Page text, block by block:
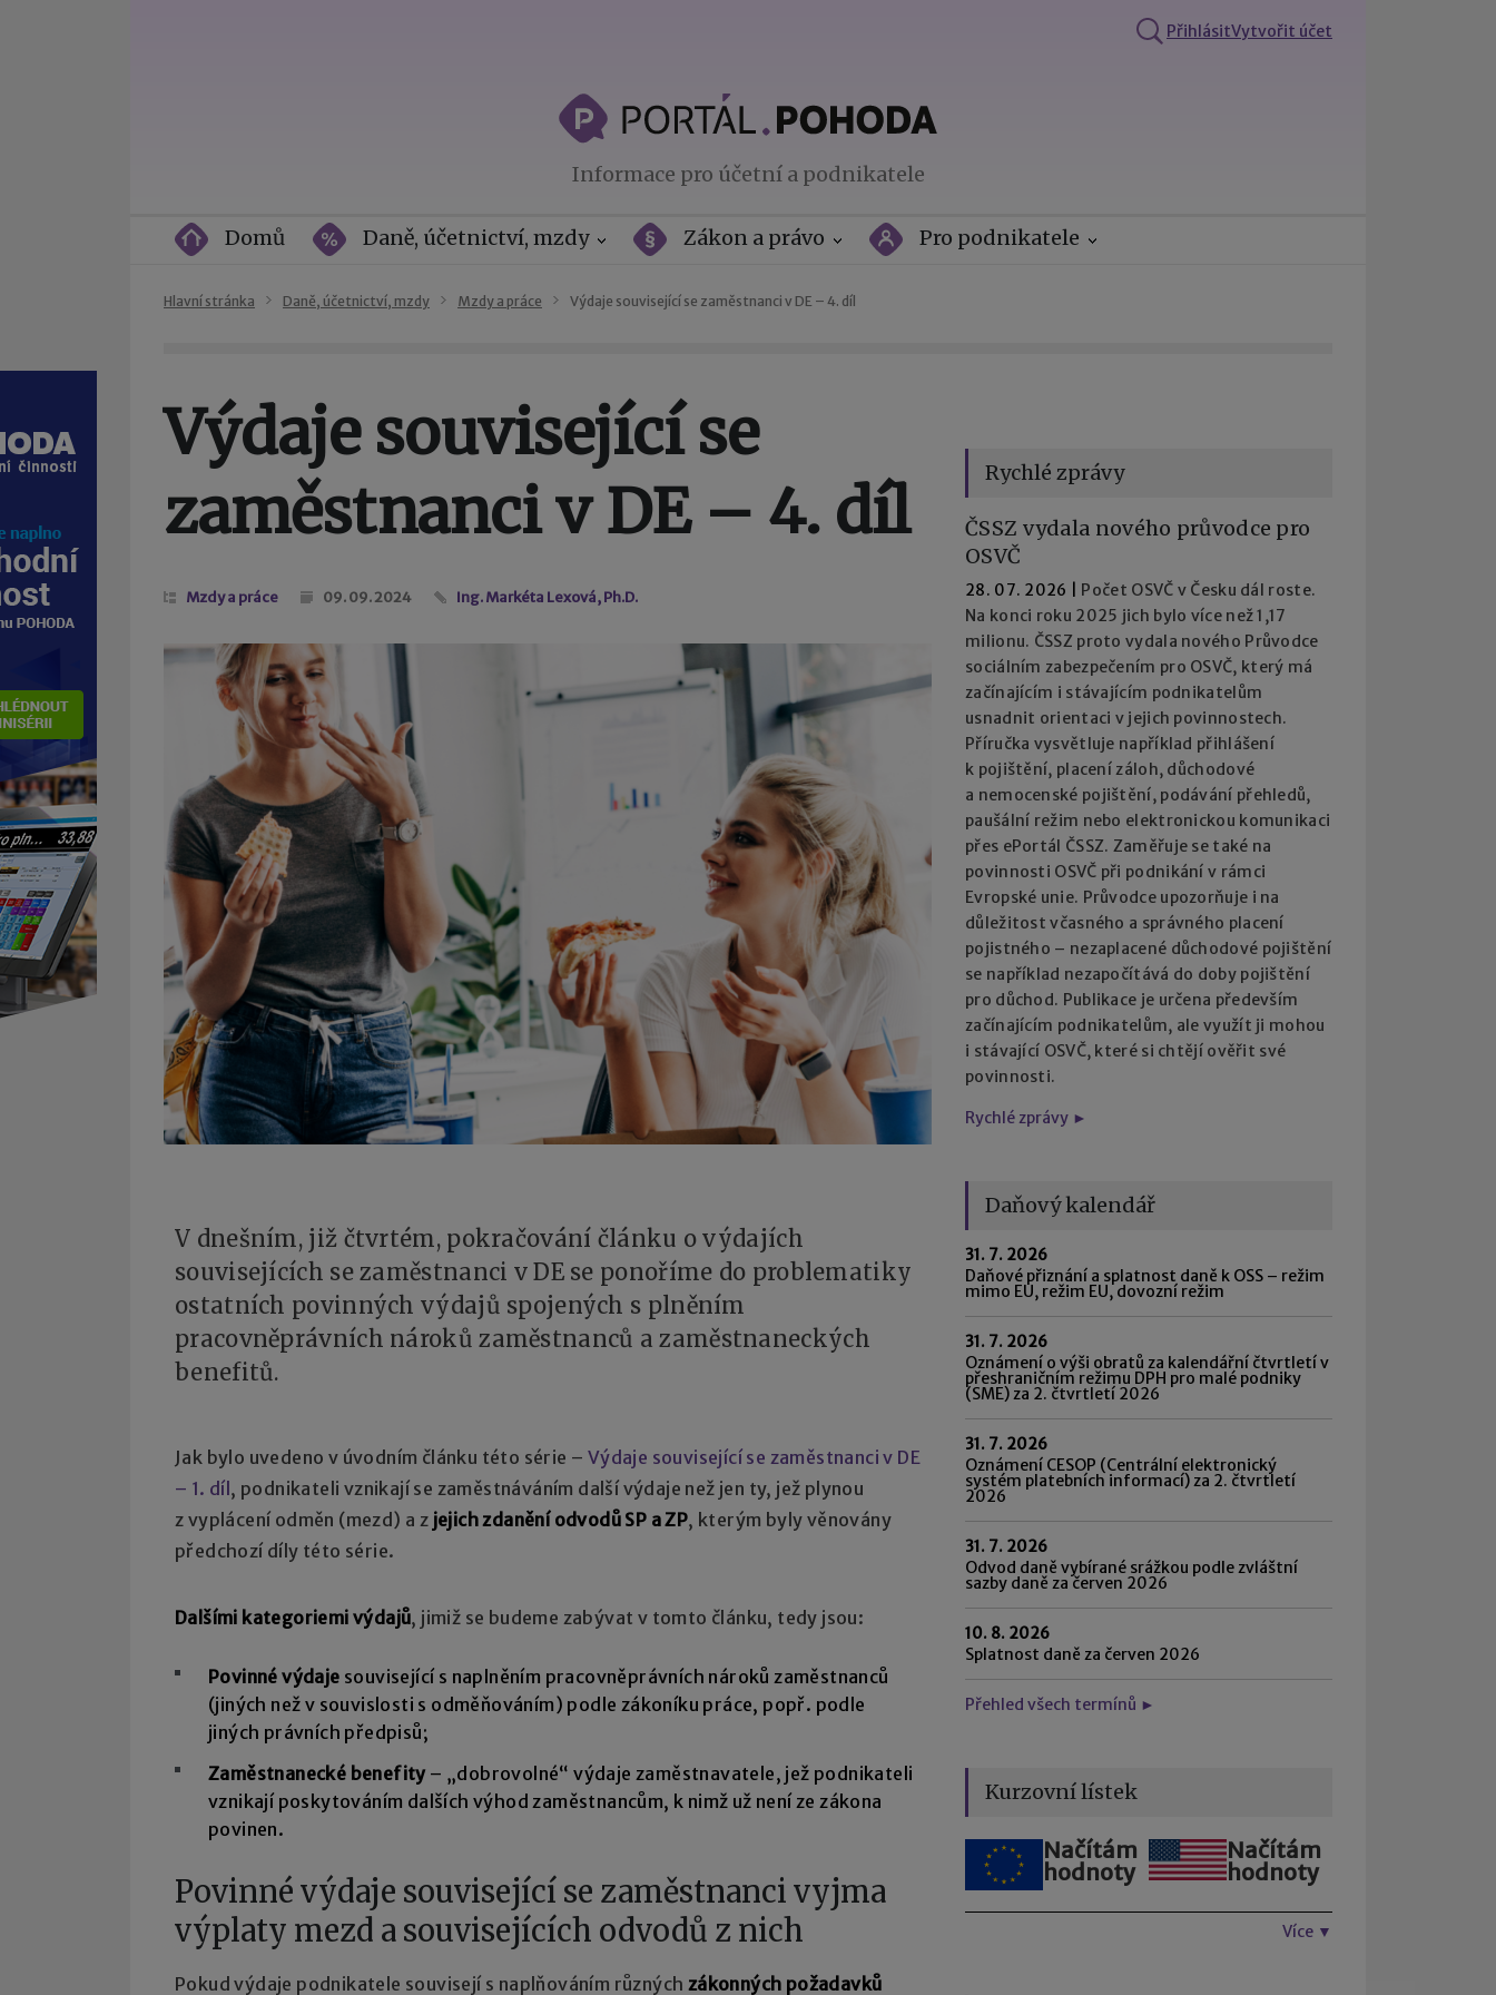
PřihlásitVytvořit účet
Informace pro účetní a podnikatele
Domů Daně, účetnictví, mzdy Zákon a právo Pro podnikatele
Hlavní stránka Daně, účetnictví, mzdy Mzdy a práce Výdaje související se zaměstnanci v DE – 4. díl
Výdaje související se
zaměstnanci v DE – 4. díl
Mzdy a práce 09. 09. 2024 Ing. Markéta Lexová, Ph.D.
V dnešním, již čtvrtém, pokračování článku o výdajích
souvisejících se zaměstnanci v DE se ponoříme do problematiky
ostatních povinných výdajů spojených s plněním
pracovněprávních nároků zaměstnanců a zaměstnaneckých
benefitů.
Jak bylo uvedeno v úvodním článku této série – Výdaje související se zaměstnanci v DE
– 1. díl, podnikateli vznikají se zaměstnáváním další výdaje než jen ty, jež plynou
z vyplácení odměn (mezd) a z jejich zdanění odvodů SP a ZP, kterým byly věnovány
předchozí díly této série.
Dalšími kategoriemi výdajů, jimiž se budeme zabývat v tomto článku, tedy jsou:
Povinné výdaje související s naplněním pracovněprávních nároků zaměstnanců
(jiných než v souvislosti s odměňováním) podle zákoníku práce, popř. podle
jiných právních předpisů;
Zaměstnanecké benefity– „dobrovolné“ výdaje zaměstnavatele, jež podnikateli
vznikají poskytováním dalších výhod zaměstnancům, k nimž už není ze zákona
povinen.
Povinné výdaje související se zaměstnanci vyjma
výplaty mezd a souvisejících odvodů z nich
Pokud výdaje podnikatele souvisejí s naplňováním různých zákonných požadavků
Rychlé zprávy
ČSSZ vydala nového průvodce pro
OSVČ
28. 07. 2026
Počet OSVČ v Česku dál roste.
Na konci roku 2025 jich bylo více než 1,17
milionu. ČSSZ proto vydala nového Průvodce
sociálním zabezpečením pro OSVČ, který má
začínajícím i stávajícím podnikatelům
usnadnit orientaci v jejich povinnostech.
Příručka vysvětluje například přihlášení
k pojištění, placení záloh, důchodové
a nemocenské pojištění, podávání přehledů,
paušální režim nebo elektronickou komunikaci
přes ePortál ČSSZ. Zaměřuje se také na
povinnosti OSVČ při podnikání v rámci
Evropské unie. Průvodce upozorňuje i na
důležitost včasného a správného placení
pojistného – nezaplacené důchodové pojištění
se například nezapočítává do doby pojištění
pro důchod. Publikace je určena především
začínajícím podnikatelům, ale využít ji mohou
i stávající OSVČ, které si chtějí ověřit své
povinnosti.
Rychlé zprávy ►
Daňový kalendář
31. 7. 2026
Daňové přiznání a splatnost daně k OSS – režim
mimo EU, režim EU, dovozní režim
31. 7. 2026
Oznámení o výši obratů za kalendářní čtvrtletí v
přeshraničním režimu DPH pro malé podniky
(SME) za 2. čtvrtletí 2026
31. 7. 2026
Oznámení CESOP (Centrální elektronický
systém platebních informací) za 2. čtvrtletí
2026
31. 7. 2026
Odvod daně vybírané srážkou podle zvláštní
sazby daně za červen 2026
10. 8. 2026
Splatnost daně za červen 2026
Přehled všech termínů ►
Kurzovní lístek
Načítám
hodnoty
Načítám
hodnoty
Více ▼